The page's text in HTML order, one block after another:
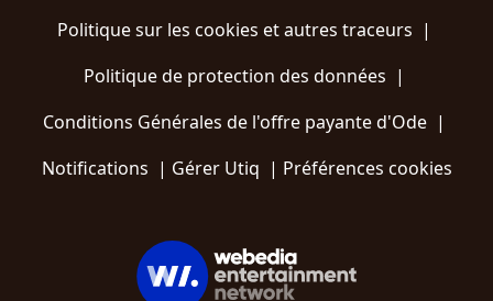
Politique sur les cookies et autres traceurs |
Politique de protection des données |
Conditions Générales de l'offre payante d'Ode |
Notifications | Gérer Utiq | Préférences cookies